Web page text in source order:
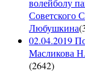
волейболу
Советского
Любушкина(
02.04.2019
Масликова
(2642)